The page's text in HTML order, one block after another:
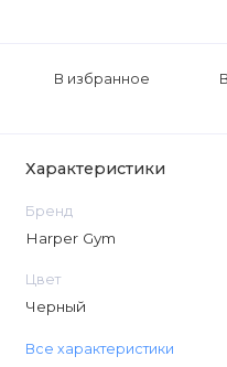
В избранное
Характеристики
Бренд
Harper Gym
Цвет
Черный
Все характеристики